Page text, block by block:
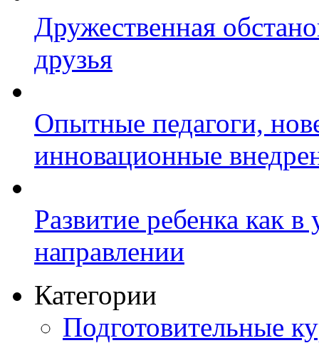
Дружественная
друзья
Опытные педагоги,
инновационные
Развитие ребенка как
направлении
Категории
Подготовительные